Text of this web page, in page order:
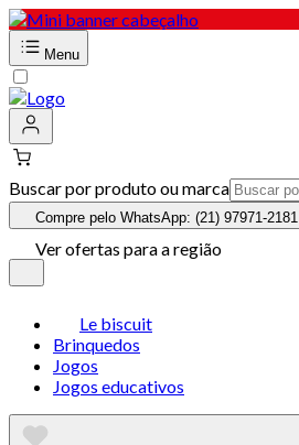
Menu
Buscar por produto ou marca
Compre pelo WhatsApp: (21) 97971-2181
Ver ofertas para a região
Le biscuit
Brinquedos
Jogos
Jogos educativos